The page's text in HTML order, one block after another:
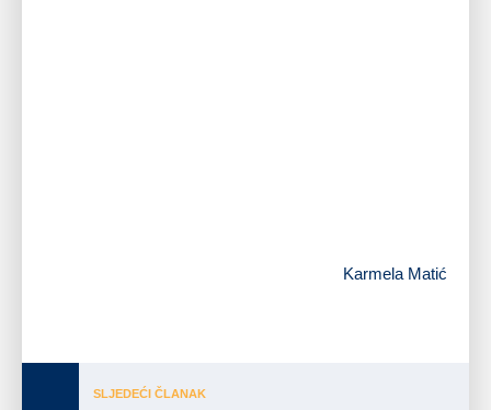
Karmela Matić
SLJEDEĆI ČLANAK